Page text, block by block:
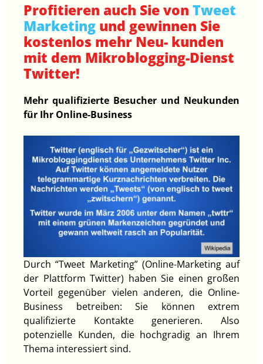
Profitieren auch Sie von Tweet
Marketing und gewinnen Sie
kostenlos mehr Neu- kunden
mit dem Mikroblogging-Dienst
Twitter!
Mehr qualifizierte Besucher und Neukunden
für Ihr Online-Business
Durch “Tweet Marketing” (Online-Marketing auf
der Plattform Twitter) haben Sie einen großen
Vorteil gegenüber vielen anderen, die Online-
Business betreiben: Sie können extrem
qualifizierte Kontakte generieren. Also
potenzielle Kunden, die hochgradig an Ihrem
Thema interessiert sind.